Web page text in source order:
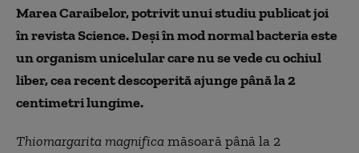
Marea Caraibelor, potrivit unui studiu publicat joi
în revista Science. Deși în mod normal bacteria este
un organism unicelular care nu se vede cu ochiul
liber, cea recent descoperită ajunge până la 2
centimetri lungime.
Thiomargarita magnificamăsoară până la 2